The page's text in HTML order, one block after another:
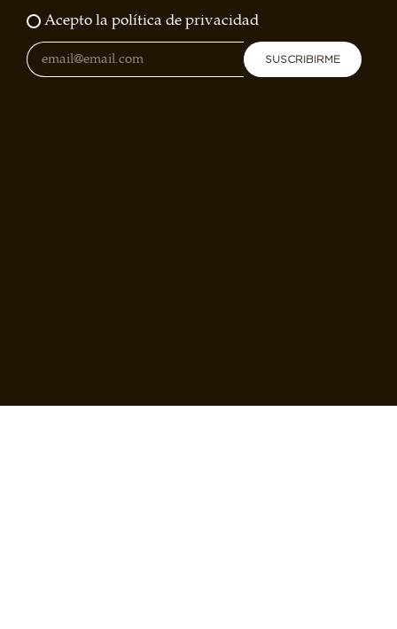
Acepto la política de privacidad
SUSCRIBIRME